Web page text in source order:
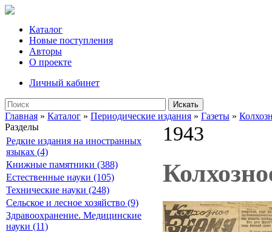
Каталог
Новые поступления
Авторы
О проекте
Личный кабинет
Искать
Главная » Каталог » Периодические издания » Газеты »
Разделы
Редкие издания на иностранных
языках (4)
Книжные памятники (388)
Естественные науки (105)
Технические науки (248)
Сельское и лесное хозяйство (9)
Здравоохранение. Медицинские
науки (11)
1943